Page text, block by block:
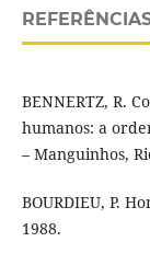
BENNERTZ, R.
humanos: a
– Manguinhos,
BOURDIEU, P.
1988.